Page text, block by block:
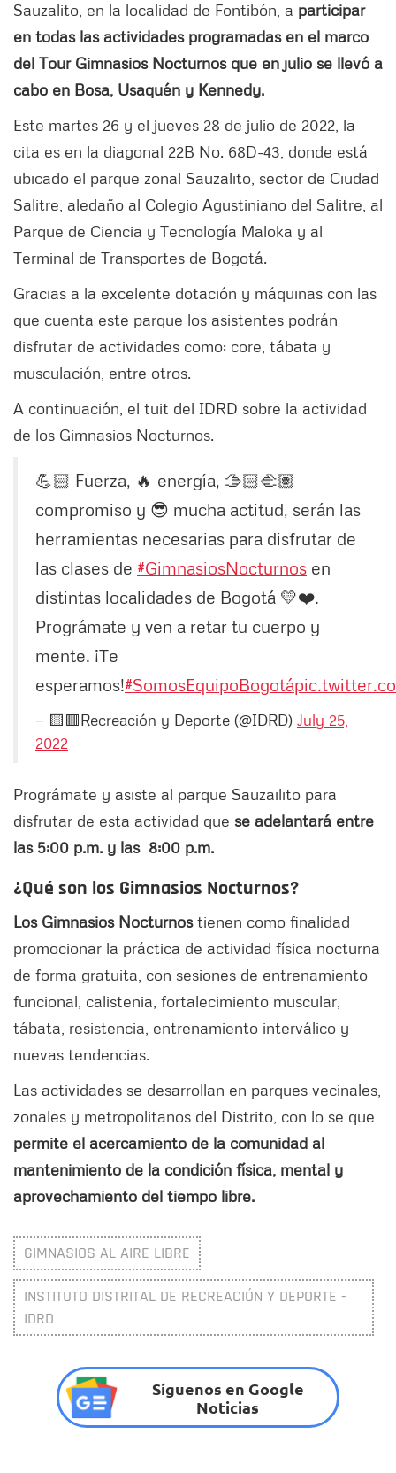
Sauzalito, en la localidad de Fontibón, a participar
en todas las actividades programadas en el marco
del Tour Gimnasios Nocturnos que en julio se llevó a
cabo en Bosa, Usaquén y Kennedy.
Este martes 26 y el jueves 28 de julio de 2022, la
cita es en la diagonal 22B No. 68D-43, donde está
ubicado el parque zonal Sauzalito, sector de Ciudad
Salitre, aledaño al Colegio Agustiniano del Salitre, al
Parque de Ciencia y Tecnología Maloka y al
Terminal de Transportes de Bogotá.
Gracias a la excelente dotación y máquinas con las
que cuenta este parque los asistentes podrán
disfrutar de actividades como: core, tábata y
musculación, entre otros.
A continuación, el tuit del IDRD sobre la actividad
de los Gimnasios Nocturnos.
💪🏻 Fuerza, 🔥 energía, 🫱🏻‍🫲🏽
compromiso y 😎 mucha actitud, serán las
herramientas necesarias para disfrutar de
las clases de #GimnasiosNocturnos en
distintas localidades de Bogotá 💛❤️.
Prográmate y ven a retar tu cuerpo y
mente. ¡Te
esperamos!#SomosEquipoBogotá
— 🟨🟥Recreación y Deporte (@IDRD) July 25,
2022
Prográmate y asiste al parque Sauzailito para
disfrutar de esta actividad que se adelantará entre
las 5:00 p.m. y las 8:00 p.m.
¿Qué son los Gimnasios Nocturnos?
Los Gimnasios Nocturnostienen como finalidad
promocionar la práctica de actividad física nocturna
de forma gratuita, con sesiones de entrenamiento
funcional, calistenia, fortalecimiento muscular,
tábata, resistencia, entrenamiento interválico y
nuevas tendencias.
Las actividades se desarrollan en parques vecinales,
zonales y metropolitanos del Distrito, con lo se que
permite el acercamiento de la comunidad al
mantenimiento de la condición física, mental y
aprovechamiento del tiempo libre.
GIMNASIOS AL AIRE LIBRE
INSTITUTO DISTRITAL DE RECREACIÓN Y DEPORTE -
IDRD
Síguenos en Google
Noticias